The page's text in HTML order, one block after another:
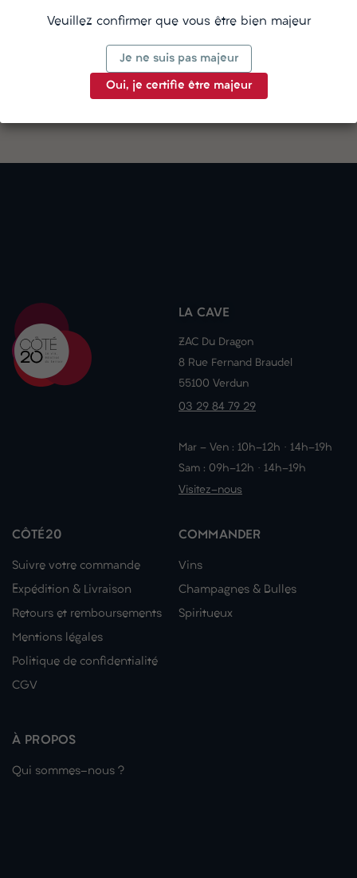
Détails du produit
LA CAVE
ZAC Du Dragon
8 Rue Fernand Braudel
55100 Verdun
03 29 84 79 29
Mar - Ven : 10h-12h · 14h-19h
Sam : 09h-12h · 14h-19h
Visitez-nous
CÔTÉ20
Suivre votre commande
Expédition & Livraison
Retours et remboursements
Mentions légales
Politique de confidentialité
CGV
COMMANDER
Vins
Champagnes & Bulles
Spiritueux
À PROPOS
Qui sommes-nous ?
Veuillez confirmer que vous être bien majeur
Je ne suis pas majeur
Oui, je certifie être majeur